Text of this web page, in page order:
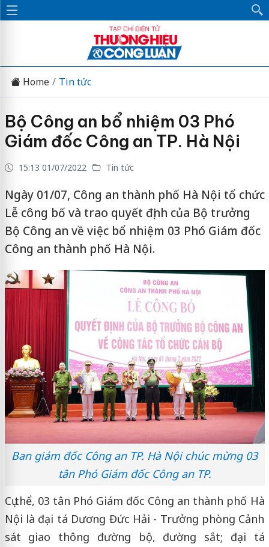
Home Tin tức
Bộ Công an bổ nhiệm 03 Phó
Giám đốc Công an TP. Hà Nội
15:13 01/07/2022 Tin tức
Ngày 01/07, Công an thành phố Hà Nội tổ chức
Lễ công bố và trao quyết định của Bộ trưởng
Bộ Công an về việc bổ nhiệm 03 Phó Giám đốc
Công an thành phố Hà Nội.
Ban giám đốc Công an TP. Hà Nội chúc mừng 03
tân Phó Giám đốc Công an TP.
Cụ thể, 03 tân Phó Giám đốc Công an thành phố Hà
Nội là đại tá Dương Đức Hải - Trưởng phòng Cảnh
sát giao thông đường bộ, đường sắt; đại tá